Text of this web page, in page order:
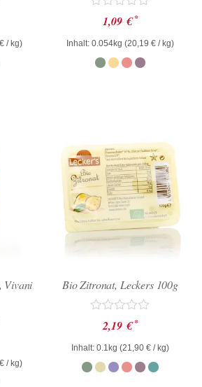
€/ kg)
Bewertet
mit
0
von
5
1,09 € *
Inhalt: 0.054kg (20,19 € / kg)
Vivani
€/ kg)
Bio Zitronat, Leckers 100g
Bewertet
mit
0
von
5
2,19 € *
Inhalt: 0.1kg (21,90 € / kg)